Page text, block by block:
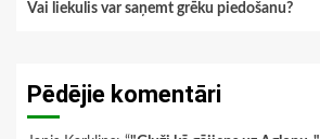
Vai liekulis var saņemt grēku piedošanu?
Pēdējie komentāri